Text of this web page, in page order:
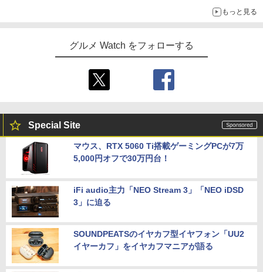
もっと見る
グルメ Watch をフォローする
Special Site
マウス、RTX 5060 Ti搭載ゲーミングPCが7万
5,000円オフで30万円台！
iFi audio主力「NEO Stream 3」「NEO iDSD
3」に迫る
SOUNDPEATSのイヤカフ型イヤフォン「UU2
イヤーカフ」をイヤカフマニアが語る